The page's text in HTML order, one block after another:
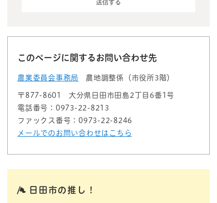
このページに関するお問い合わせ先
農業委員会事務局 農地調整係（市役所3階）
〒877-8601
大分県日田市田島2丁目6番1号
電話番号：0973-22-8213
ファックス番号：0973-22-8246
メールでのお問い合わせはこちら
日田市の推し！